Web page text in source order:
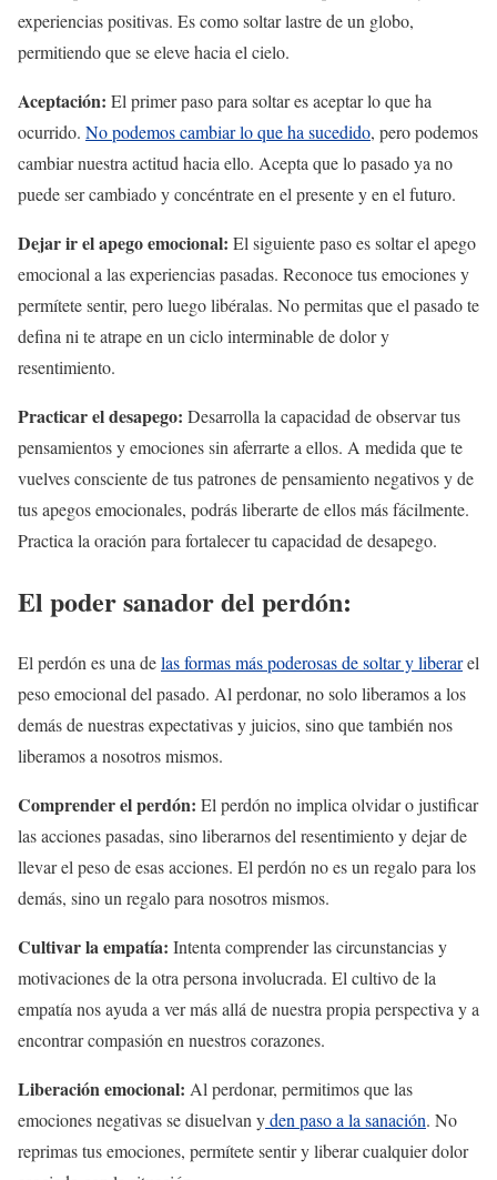
experiencias positivas. Es como soltar lastre de un globo,
permitiendo que se eleve hacia el cielo.
Aceptación: El primer paso para soltar es aceptar lo que ha
ocurrido. No podemos cambiar lo que ha sucedido, pero podemos
cambiar nuestra actitud hacia ello. Acepta que lo pasado ya no
puede ser cambiado y concéntrate en el presente y en el futuro.
Dejar ir el apego emocional: El siguiente paso es soltar el apego
emocional a las experiencias pasadas. Reconoce tus emociones y
permítete sentir, pero luego libéralas. No permitas que el pasado te
defina ni te atrape en un ciclo interminable de dolor y
resentimiento.
Practicar el desapego: Desarrolla la capacidad de observar tus
pensamientos y emociones sin aferrarte a ellos. A medida que te
vuelves consciente de tus patrones de pensamiento negativos y de
tus apegos emocionales, podrás liberarte de ellos más fácilmente.
Practica la oración para fortalecer tu capacidad de desapego.
El poder sanador del perdón:
El perdón es una delas formas más poderosas de soltar y liberarel
peso emocional del pasado. Al perdonar, no solo liberamos a los
demás de nuestras expectativas y juicios, sino que también nos
liberamos a nosotros mismos.
Comprender el perdón: El perdón no implica olvidar o justificar
las acciones pasadas, sino liberarnos del resentimiento y dejar de
llevar el peso de esas acciones. El perdón no es un regalo para los
demás, sino un regalo para nosotros mismos.
Cultivar la empatía: Intenta comprender las circunstancias y
motivaciones de la otra persona involucrada. El cultivo de la
empatía nos ayuda a ver más allá de nuestra propia perspectiva y a
encontrar compasión en nuestros corazones.
Liberación emocional: Al perdonar, permitimos que las
emociones negativas se disuelvan yden paso a la sanación. No
reprimas tus emociones, permítete sentir y liberar cualquier dolor